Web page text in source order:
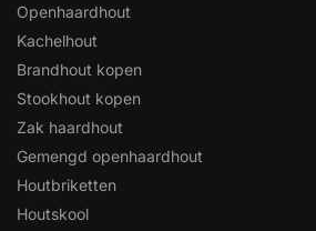
Openhaardhout
Kachelhout
Brandhout kopen
Stookhout kopen
Zak haardhout
Gemengd openhaardhout
Houtbriketten
Houtskool